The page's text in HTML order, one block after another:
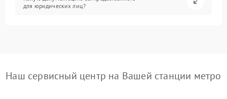
для юридических лиц?
Наш сервисный центр на Вашей станции метро